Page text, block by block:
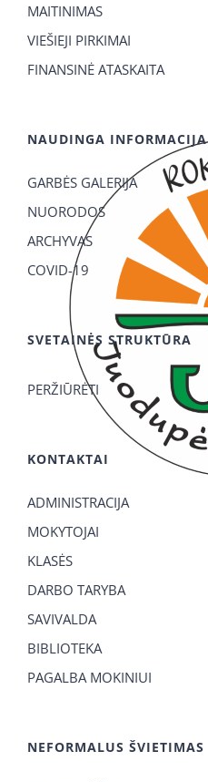
MAITINIMAS
VIEŠIEJI PIRKIMAI
FINANSINĖ ATASKAITA
NAUDINGA INFORMACIJA
GARBĖS GALERIJA
NUORODOS
ARCHYVAS
COVID-19
SVETAINĖS STRUKTŪRA
PERŽIŪRĖTI
KONTAKTAI
ADMINISTRACIJA
MOKYTOJAI
KLASĖS
DARBO TARYBA
SAVIVALDA
BIBLIOTEKA
PAGALBA MOKINIUI
NEFORMALUS ŠVIETIMAS